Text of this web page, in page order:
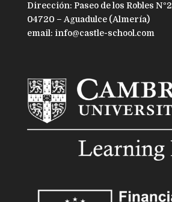
Dirección: Paseo de los Robles Nº2
04720 – Aguadulce (Almería)
email: info@castle-school.com